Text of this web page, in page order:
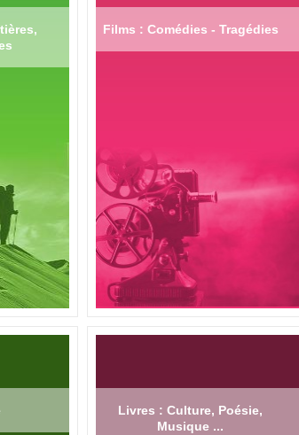
Films : Comédies - Tragédies
Livres : Culture, Poésie,
Musique ...